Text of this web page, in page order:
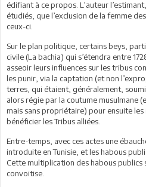
édifiant à ce propos. L’auteur
étudiés, que l’exclusion de la femme
ceux-ci.
Sur le plan politique, certains beys,
civile (La bachia) qui s’étendra entre
asseoir leurs influences sur les tribus
les punir, via la captation (et non
terres, qui étaient, généralement,
alors régie par la coutume musulmane
mais sans propriétaire) pour ensuite
bénéficier les Tribus alliées.
Entre-temps, avec ces actes une
introduite en Tunisie, et les habous
Cette multiplication des habous
convoitise.